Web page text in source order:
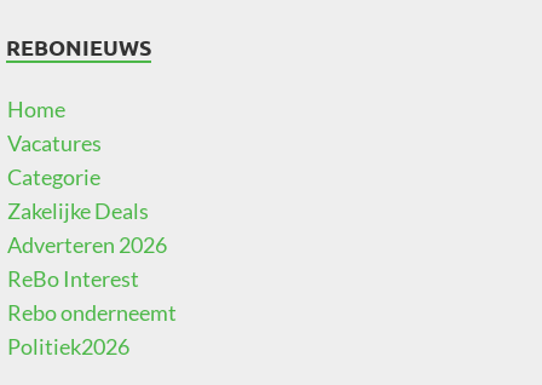
REBONIEUWS
Home
Vacatures
Categorie
Zakelijke Deals
Adverteren 2026
ReBo Interest
Rebo onderneemt
Politiek2026